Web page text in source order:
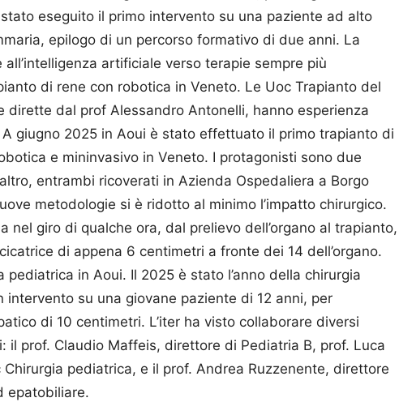
eseguito il primo intervento su una paziente ad alto
epilogo di un percorso formativo di due anni. La
artificiale verso terapie sempre più
di rene con robotica in Veneto. Le Uoc Trapianto del
dirette dal prof Alessandro Antonelli, hanno esperienza
giugno 2025 in Aoui è stato effettuato il primo trapianto di
e mininvasivo in Veneto. I protagonisti sono due
entrambi ricoverati in Azienda Ospedaliera a Borgo
metodologie si è ridotto al minimo l’impatto chirurgico.
nel giro di qualche ora, dal prelievo dell’organo al trapianto,
di appena 6 centimetri a fronte dei 14 dell’organo.
pediatrica in Aoui. Il 2025 è stato l’anno della chirurgia
intervento su una giovane paziente di 12 anni, per
di 10 centimetri. L’iter ha visto collaborare diversi
il prof. Claudio Maffeis, direttore di Pediatria B, prof. Luca
pediatrica, e il prof. Andrea Ruzzenente, direttore
epatobiliare.